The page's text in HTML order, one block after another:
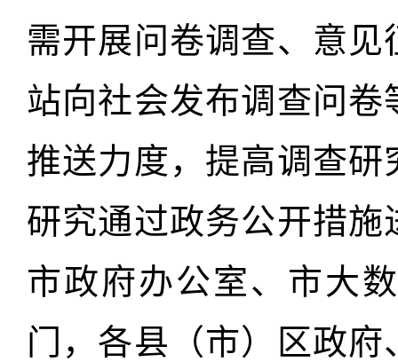
需开展问卷调查、意
站向社会发布调查问
推送力度，提高调查
研究通过政务公开措
市政府办公室、市大
门，各县（市）区政